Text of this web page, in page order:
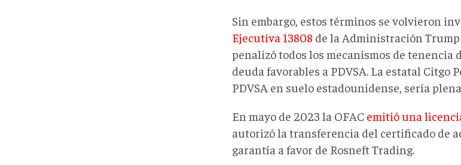
Sin embargo, estos términos se volvieron
Ejecutiva 13808 de la Administración Trump
penalizó todos los mecanismos de tenencia
deuda favorables a PDVSA. La estatal
PDVSA en suelo estadounidense, sería
En mayo de 2023 la OFAC emitió una
autorizó la transferencia del certificado de
garantía a favor de Rosneft Trading.